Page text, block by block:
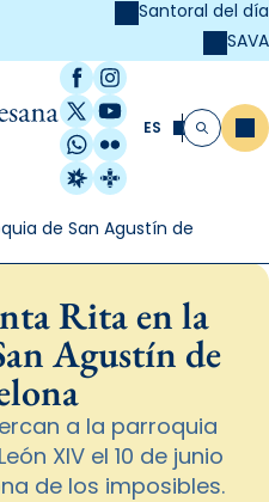
Santoral del día
SAVA
Facebook
Instagram
X / Twitter
YouTube
WhatsApp
Flickr
Radio Estel
Catalunya
ES Buscar
de San Agustín de
Rita en la
Agustín de
a la parroquia
XIV el 10 de junio
de los imposibles.